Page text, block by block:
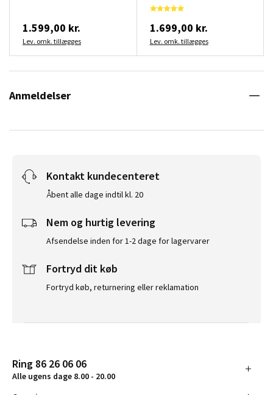
1.599,00 kr.
Lev. omk. tillægges
1.699,00 kr.
Lev. omk. tillægges
Anmeldelser
Kontakt kundecenteret
Åbent alle dage indtil kl. 20
Nem og hurtig levering
Afsendelse inden for 1-2 dage for lagervarer
Fortryd dit køb
Fortryd køb, returnering eller reklamation
Ring 86 26 06 06
Alle ugens dage 8.00 - 20.00